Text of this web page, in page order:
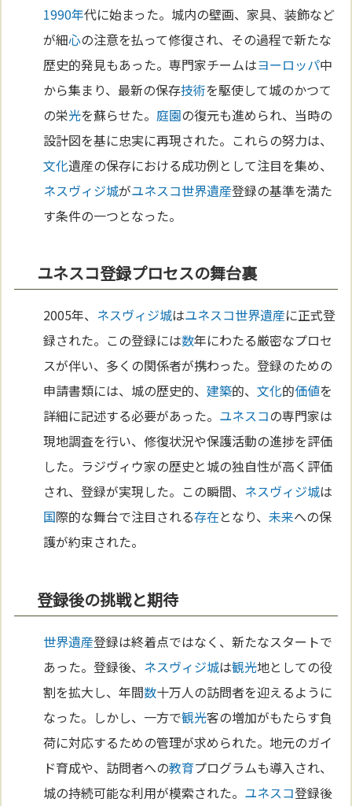
1990年代に始まった。城内の壁画、家具、装飾など
が細心の注意を払って修復され、その過程で新たな
歴史的発見もあった。専門家チームはヨーロッパ中
から集まり、最新の保存技術を駆使して城のかつて
の栄光を蘇らせた。 庭園の復元も進められ、当時の
設計図を基に忠実に再現された。これらの努力は、
文化遺産の保存における成功例として注目を集め、
ネスヴィジ城がユネスコ世界遺産登録の基準を満た
す条件の一つとなった。
ユネスコ登録プロセスの舞台裏
2005年、 ネスヴィジ城はユネスコ世界遺産に正式登
録された。この登録には数年にわたる厳密なプロセ
スが伴い、多くの関係者が携わった。登録のための
申請書類には、城の歴史的、建築的、文化的価値を
詳細に記述する必要があった。 ユネスコの専門家は
現地調査を行い、修復状況や保護活動の進捗を評価
した。ラジヴィウ家の歴史と城の独自性が高く評価
され、登録が実現した。この瞬間、 ネスヴィジ城は
国際的な舞台で注目される存在となり、未来への保
護が約束された。
登録後の挑戦と期待
世界遺産登録は終着点ではなく、新たなスタートで
あった。登録後、 ネスヴィジ城は観光地としての役
割を拡大し、年間数十万人の訪問者を迎えるように
なった。しかし、一方で観光客の増加がもたらす負
荷に対応するための管理が求められた。地元のガイ
ド育成や、訪問者への教育プログラムも導入され、
城の持続可能な利用が模索された。 ユネスコ登録後